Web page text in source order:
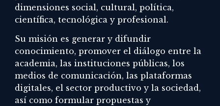
dimensiones social, cultural, política,
científica, tecnológica y profesional.
Su misión es generar y difundir
conocimiento, promover el diálogo entre la
academia, las instituciones públicas, los
medios de comunicación, las plataformas
digitales, el sector productivo y la sociedad,
así como formular propuestas y